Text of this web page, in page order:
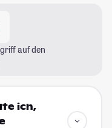
auf den
ich,